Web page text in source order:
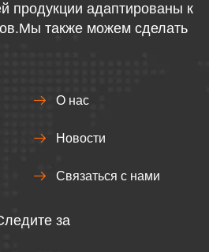
продукции адаптированы к
также можем сделать
О нас
Новости
Связаться с нами
за